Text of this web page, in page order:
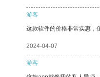
游客
这款软件的价格非常实惠，
2024-04-07
游客